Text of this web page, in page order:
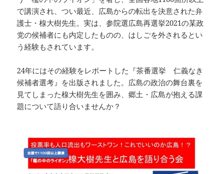
で講演され、つい最近、広島からの転出を決意された弁
護士・楾大樹先生。実は、参院選広島再選挙2021の某政
党の候補者にも内定したものの、はしごを外されるとい
う経験もされています。
24年にはその経験をレポートした『茶番選挙 仁義なき
候補者選考』を出版されました。広島の政治の舞台裏を
見てしまった楾大樹先生を囲み、郷土・広島が抱える課
題について語り合いませんか？